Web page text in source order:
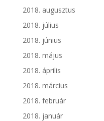
2018. augusztus
2018. július
2018. június
2018. május
2018. április
2018. március
2018. február
2018. január